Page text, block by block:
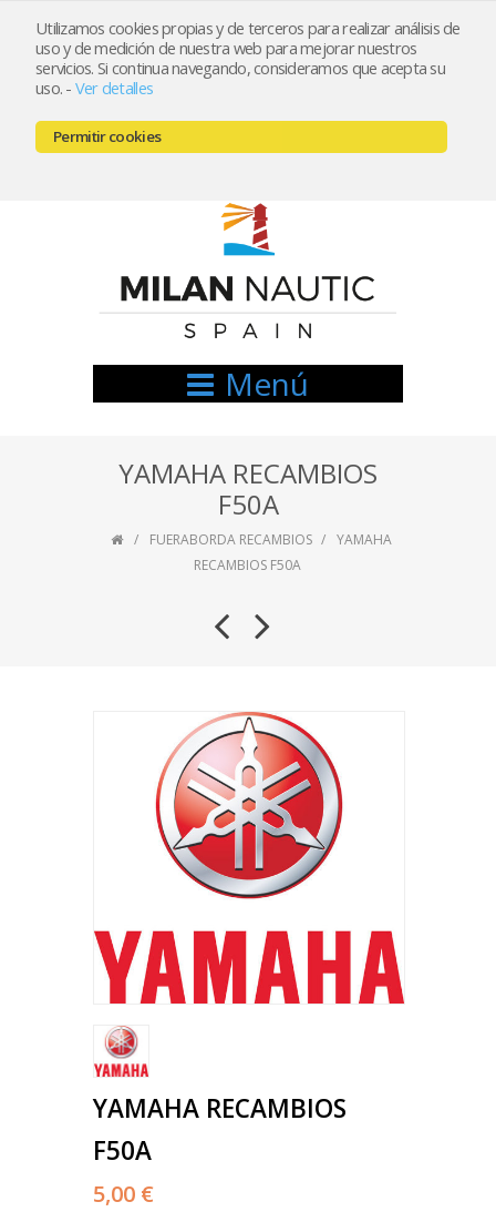
Utilizamos cookies propias y de terceros para realizar análisis de
uso y de medición de nuestra web para mejorar nuestros
servicios. Si continua navegando, consideramos que acepta su
uso. - Ver detalles
Permitir cookies
Registrarse Mi cuenta
666521122 // 654999333
Menú
YAMAHA RECAMBIOS
F50A
FUERABORDA RECAMBIOS
YAMAHA
RECAMBIOS F50A
YAMAHA RECAMBIOS
F50A
5,00 €